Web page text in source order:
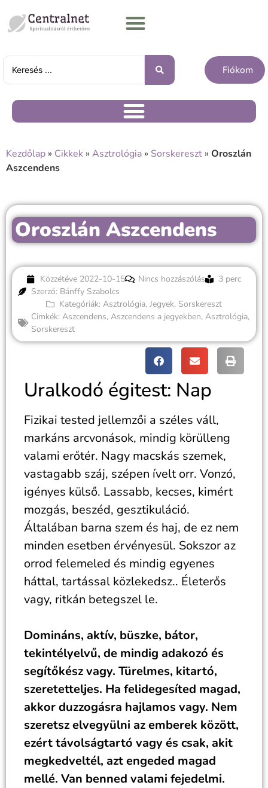
Fiókom
Kezdőlap » Cikkek » Asztrológia » Sorskereszt » Oroszlán
Aszcendens
Oroszlán Aszcendens
Közzétéve 2022-10-15 Nincs hozzászólás
3 perc
Szerző: Bánffy Szabolcs
Kategóriák: Asztrológia, Jegyek, Sorskereszt
Cimkék: Aszcendens, Aszcendens a jegyekben, Asztrológia,
Sorskereszt
Uralkodó égitest: Nap
Fizikai tested jellemzői a széles váll,
markáns arcvonások, mindig körülleng
valami erőtér. Nagy macskás szemek,
vastagabb száj, szépen ívelt orr. Vonzó,
igényes külső. Lassabb, kecses, kimért
mozgás, beszéd, gesztikuláció.
Általában barna szem és haj, de ez nem
minden esetben érvényesül. Sokszor az
orrod felemeled és mindig egyenes
háttal, tartással közlekedsz.. Életerős
vagy, ritkán betegszel le.
Domináns, aktív, büszke, bátor,
tekintélyelvű, de mindig adakozó és
segítőkész vagy. Türelmes, kitartó,
szeretetteljes. Ha felidegesíted magad,
akkor duzzogásra hajlamos vagy. Nem
szeretsz elvegyülni az emberek között,
ezért távolságtartó vagy és csak, akit
megkedveltél, azt engeded magad
mellé. Van benned valami fejedelmi.